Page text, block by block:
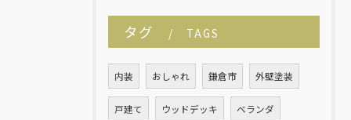
タグ TAGS
内装 おしゃれ 鎌倉市 外壁塗装
戸建て ウッドデッキ ベランダ